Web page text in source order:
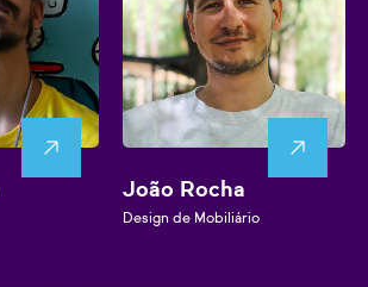
João Rocha
Design de Mobiliário